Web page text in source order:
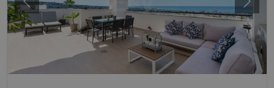
Anterior